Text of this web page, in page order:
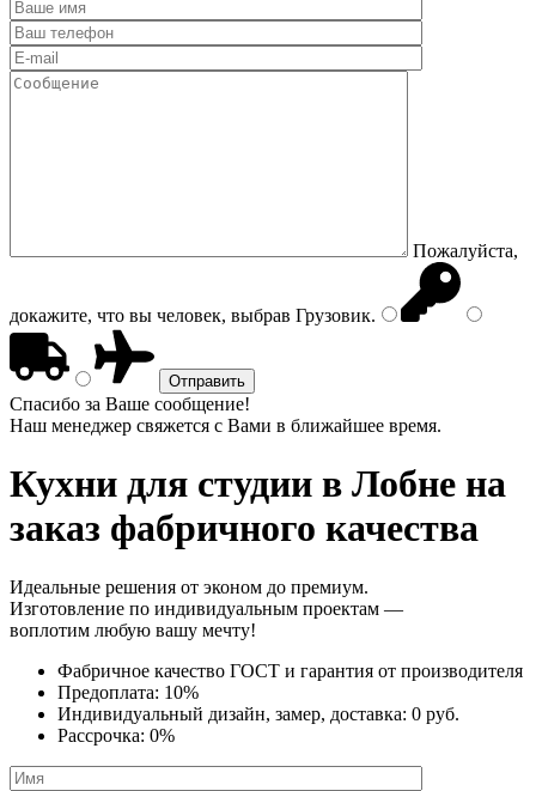
Пожалуйста,
докажите, что вы человек, выбрав Грузовик.
Спасибо за Ваше сообщение!
Наш менеджер свяжется с Вами в ближайшее время.
Кухни для студии в Лобне на
заказ фабричного качества
Идеальные решения от эконом до премиум.
Изготовление по индивидуальным проектам —
воплотим любую вашу мечту!
Фабричное качество ГОСТ и гарантия от производителя
Предоплата: 10%
Индивидуальный дизайн, замер, доставка: 0 руб.
Рассрочка: 0%